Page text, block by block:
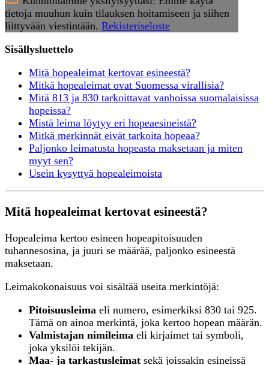
tietoja muuhun kuin tilauksen hoitamiseen ja siihen
liittyvään viestintään. Rekisteriseloste
Sisällysluettelo
Mitä hopealeimat kertovat esineestä?
Mitkä hopealeimat ovat Suomessa virallisia?
Mitä 813 ja 830 tarkoittavat vanhoissa suomalaisissa
hopeissa?
Mistä leima löytyy eri hopeaesineistä?
Mitkä merkinnät eivät tarkoita hopeaa?
Paljonko leimatusta hopeasta maksetaan ja miten
myyt sen?
Usein kysyttyä hopealeimoista
Mitä hopealeimat kertovat esineestä?
Hopealeima kertoo esineen hopeapitoisuuden
tuhannesosina, ja juuri se määrää, paljonko esineestä
maksetaan.
Leimakokonaisuus voi sisältää useita merkintöjä:
Pitoisuusleima eli numero, esimerkiksi 830 tai 925.
Tämä on ainoa merkintä, joka kertoo hopean määrän.
Valmistajan nimileima eli kirjaimet tai symboli,
joka yksilöi tekijän.
Maa- ja tarkastusleimat sekä joissakin esineissä